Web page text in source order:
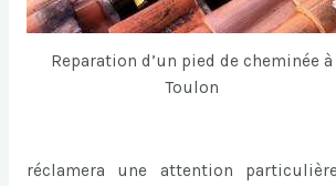
Reparation d’un pied de cheminée à
Toulon
réclamera une attention